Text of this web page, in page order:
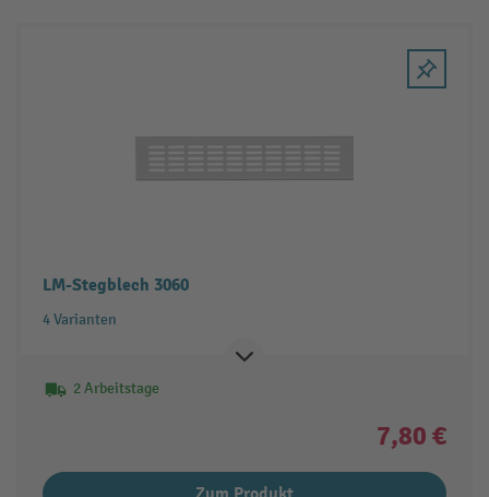
LM-Stegblech 3060
4 Varianten
2 Arbeitstage
7,80 €